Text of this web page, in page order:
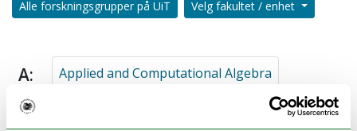
Alle forskningsgrupper på UiT
Velg fakultet / enhet
A: Applied and Computational Algebra